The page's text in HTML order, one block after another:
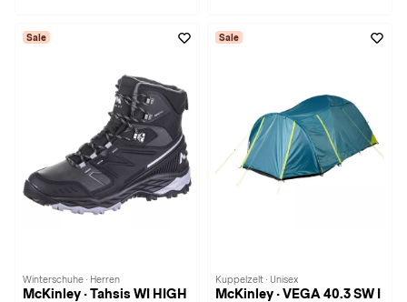
Sale
Winterschuhe · Herren
McKinley · Tahsis WI HIGH
Sale
Kuppelzelt · Unisex
McKinley · VEGA 40.3 SW I